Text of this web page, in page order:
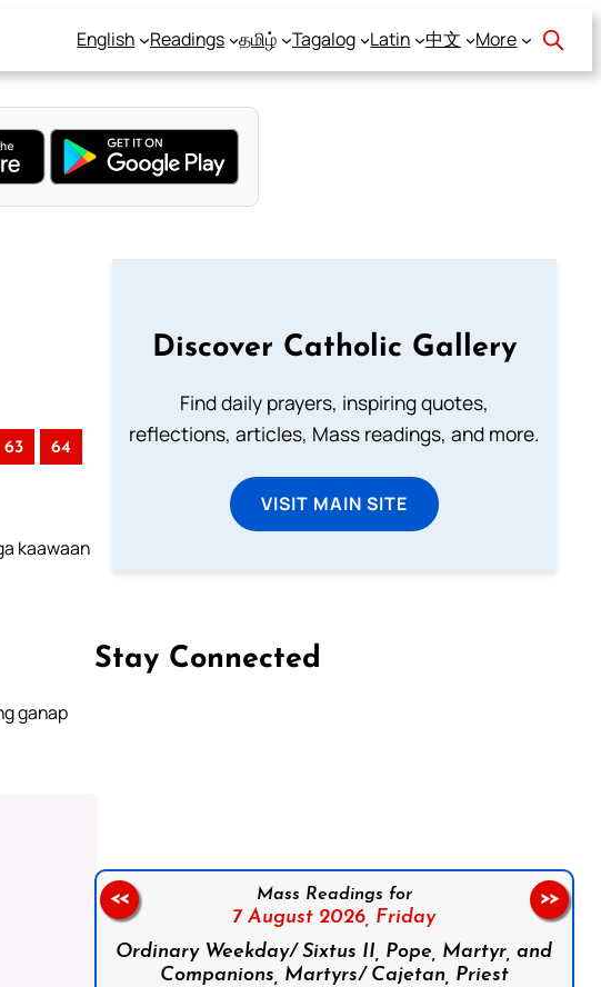
English Readings தமிழ் Tagalog Latin 中文 More
63 64
kaawaan
ganap
Discover Catholic Gallery
Find daily prayers, inspiring quotes,
reflections, articles, Mass readings, and more.
VISIT MAIN SITE
Stay Connected
Mass Readings for
7 August 2026, Friday
Ordinary Weekday/ Sixtus II, Pope, Martyr, and
Companions, Martyrs/ Cajetan, Priest
<< >>